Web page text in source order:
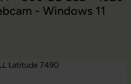
- Windows 11